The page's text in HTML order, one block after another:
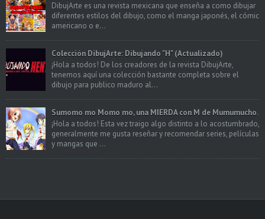
DibujArte es una revista mexicana que enseña a como dibujar
diferentes estilos del dibujo, como el manga japonés, el cómic
americano o e...
Colección DibujArte: Dibujando "H" (Actualizado)
¡Hola a todos! De los creadores de la revista DibujArte,
tenemos aquí una colección bastante completa sobre el
dibujo para publico maduro al...
Sumomo mo Momo mo, una MIERDA con M de Mumumucho.
¡Hola a todos! Esta vez traigo algo distinto a lo acostumbrado,
generalmente me gusta reseñar y recomendar series, películas
y mangas que ...